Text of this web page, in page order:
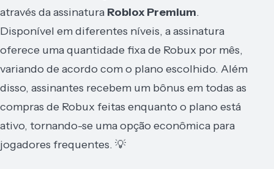
através da assinatura Roblox Premium.
Disponível em diferentes níveis, a assinatura
oferece uma quantidade fixa de Robux por mês,
variando de acordo com o plano escolhido. Além
disso, assinantes recebem um bônus em todas as
compras de Robux feitas enquanto o plano está
ativo, tornando-se uma opção econômica para
jogadores frequentes. 💡